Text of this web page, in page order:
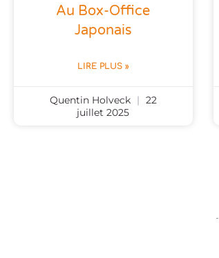
Au Box-Office
Japonais
LIRE PLUS »
Quentin Holveck
22
juillet 2025